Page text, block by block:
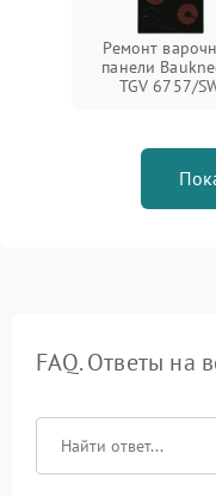
Ремонт
панели
TGV 6757/
FAQ. Ответы на